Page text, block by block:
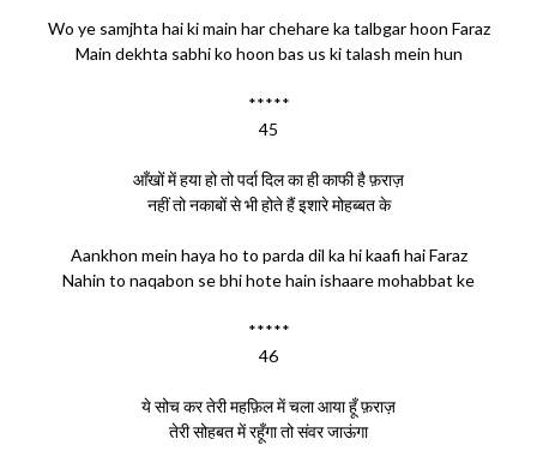
Wo ye samjhta hai ki main har chehare ka talbgar hoon Faraz
Main dekhta sabhi ko hoon bas us ki talash mein hun
*****
45
आँखों में हया हो तो पर्दा दिल का ही काफी है फ़राज़
नहीं तो नकाबों से भी होते हैं इशारे मोहब्बत के
Aankhon mein haya ho to parda dil ka hi kaafi hai Faraz
Nahin to naqabon se bhi hote hain ishaare mohabbat ke
*****
46
ये सोच कर तेरी महफ़िल में चला आया हूँ फ़राज़
तेरी सोहबत में रहूँगा तो संवर जाऊंगा